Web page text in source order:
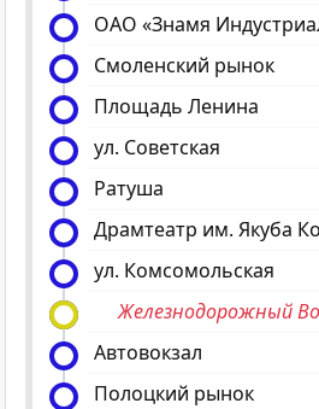
ОАО «Знамя
Смоленский рынок
Площадь Ленина
ул. Советская
Ратуша
Драмтеатр им. Якуба
ул. Комсомольская
Железнодорожный
Автовокзал
Полоцкий рынок